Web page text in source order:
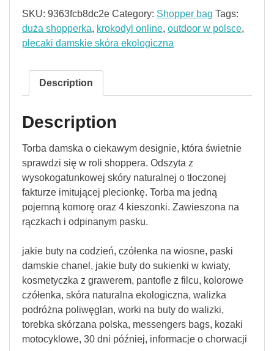
SKU: 9363fcb8dc2e Category: Shopper bag Tags:
duża shopperka, krokodyl online, outdoor w polsce,
plecaki damskie skóra ekologiczna
Description
Description
Torba damska o ciekawym designie, która świetnie
sprawdzi się w roli shoppera. Odszyta z
wysokogatunkowej skóry naturalnej o tłoczonej
fakturze imitującej plecionkę. Torba ma jedną
pojemną komorę oraz 4 kieszonki. Zawieszona na
rączkach i odpinanym pasku.
jakie buty na codzień, czółenka na wiosne, paski
damskie chanel, jakie buty do sukienki w kwiaty,
kosmetyczka z grawerem, pantofle z filcu, kolorowe
czółenka, skóra naturalna ekologiczna, walizka
podróżna poliwęglan, worki na buty do walizki,
torebka skórzana polska, messengers bags, kozaki
motocyklowe, 30 dni później, informacje o chorwacji